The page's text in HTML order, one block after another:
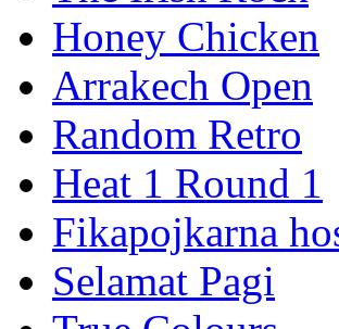
Honey Chicken
Arrakech Open
Random Retro
Heat 1 Round 1
Fikapojkarna
Selamat Pagi